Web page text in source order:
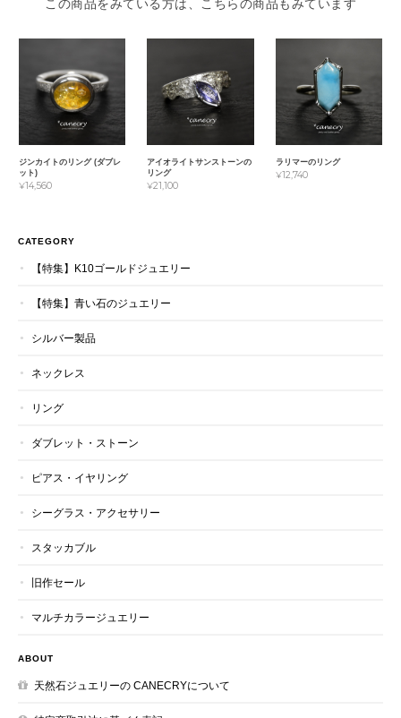
この商品をみている方は、こちらの商品もみています
ジンカイトのリング (ダブレ
ット)
¥14,560
アイオライトサンストーンの
リング
¥21,100
ラリマーのリング
¥12,740
CATEGORY
【特集】K10ゴールドジュエリー
【特集】青い石のジュエリー
シルバー製品
ネックレス
リング
ダブレット・ストーン
ピアス・イヤリング
シーグラス・アクセサリー
スタッカブル
旧作セール
マルチカラージュエリー
ABOUT
天然石ジュエリーの CANECRYについて